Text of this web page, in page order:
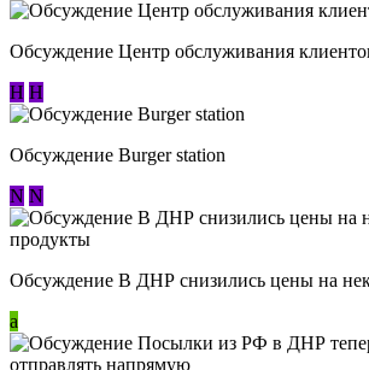
Обсуждение Центр обслуживания
Н Н
Обсуждение Burger station
N N
Обсуждение В ДНР снизились цены на
a